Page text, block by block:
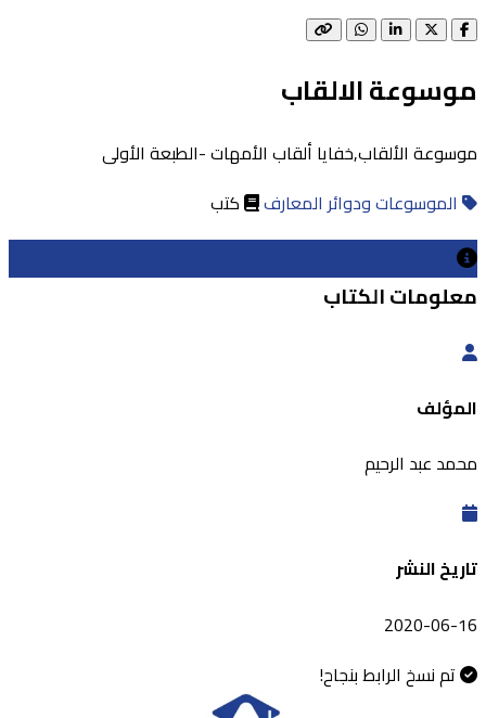
موسوعة الالقاب
موسوعة الألقاب,خفايا ألقاب الأمهات -الطبعة الأولى
الموسوعات ودوائر المعارف
كتب
معلومات الكتاب
المؤلف
محمد عبد الرحيم
تاريخ النشر
2020-06-16
تم نسخ الرابط بنجاح!